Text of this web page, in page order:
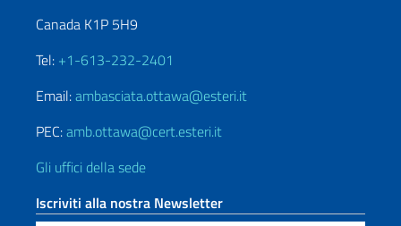
Canada K1P 5H9
Tel: +1-613-232-2401
Email:ambasciata.ottawa@esteri.it
PEC:amb.ottawa@cert.esteri.it
Gli uffici della sede
Iscriviti alla nostra Newsletter